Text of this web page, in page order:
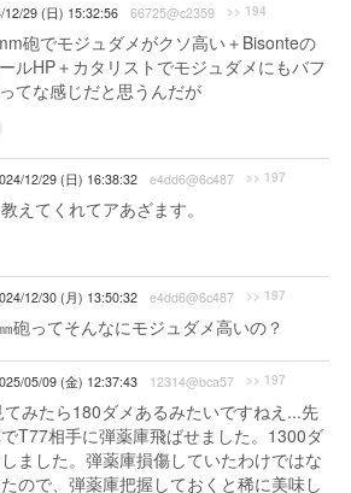
12/29 (日) 15:32:56 66725@c2359 >> 194
砲でモジュダメがクソ高い＋Bisonteの
ルHP＋カタリストでモジュダメにもバフ
てな感じだと思うんだが
12/29 (日) 16:38:32 e4dd6@6c487 >> 197
えてくれてアあざます。
12/30 (月) 13:50:32 e4dd6@6c487 >> 197
砲ってそんなにモジュダメ高いの？
05/09 (金) 12:37:43 12314@bca57 >> 197
みたら180ダメあるみたいですねえ...先
T77相手に弾薬庫飛ばせました。1300ダ
ました。弾薬庫損傷していたわけではな
ので、弾薬庫把握しておくと稀に美味し